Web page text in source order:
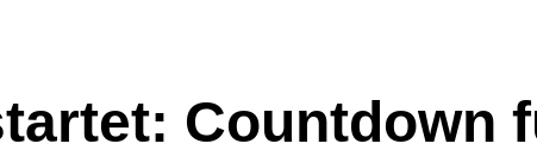
Countdown